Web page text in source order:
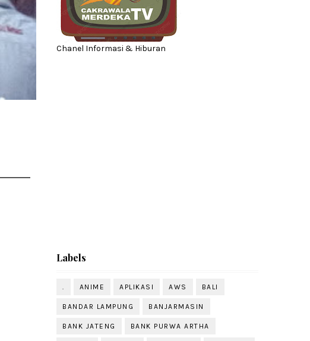
Chanel Informasi & Hiburan
Labels
. ANIME APLIKASI AWS BALI
BANDAR LAMPUNG BANJARMASIN
BANK JATENG BANK PURWA ARTHA